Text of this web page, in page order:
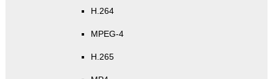
H.264
MPEG-4
H.265